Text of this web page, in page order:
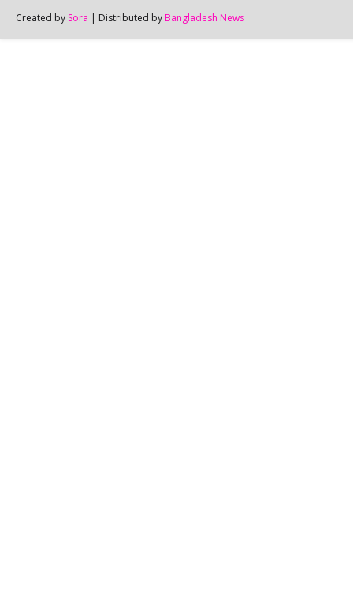
Created by Sora | Distributed by Bangladesh News